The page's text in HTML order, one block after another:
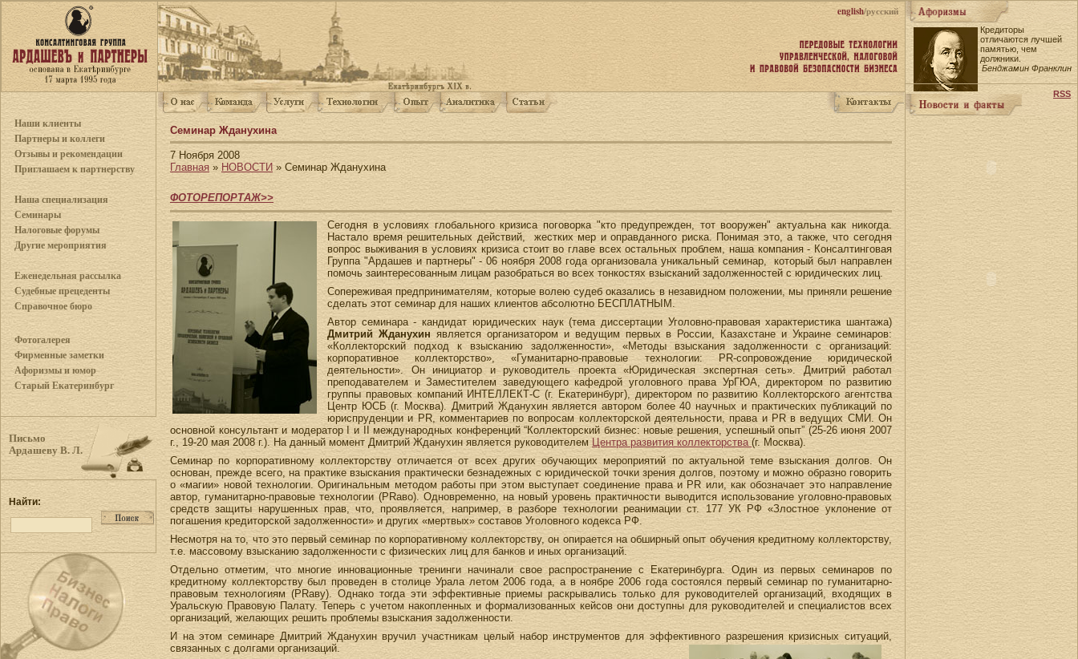
english/русский
Наши клиенты
Партнеры и коллеги
Отзывы и рекомендации
Приглашаем к партнерству
Наша специализация
Семинары
Налоговые форумы
Другие мероприятия
Еженедельная рассылка
Судебные прецеденты
Справочное бюро
Фотогалерея
Фирменные заметки
Афоризмы и юмор
Старый Екатеринбург
Письмо
Ардашеву В. Л.
Найти:
Семинар Жданухина
7 Ноября 2008
Главная » НОВОСТИ» Семинар Жданухина
ФОТОРЕПОРТАЖ>>
Сегодня в условиях глобального кризиса поговорка "кто предупрежден, тот вооружен" актуальна как никогда.
Настало время решительных действий, жестких мер и оправданного риска. Понимая это, а также, что сегодня
вопрос выживания в условиях кризиса стоит во главе всех остальных проблем, наша компания - Консалтинговая
Группа "Ардашев и партнеры" - 06 ноября 2008 года организовала уникальный семинар, который был направлен
помочь заинтересованным лицам разобраться во всех тонкостях взысканий задолженностей с юридических лиц.
Сопереживая предпринимателям, которые волею судеб оказались в незавидном положении, мы приняли решение
сделать этот семинар для наших клиентов абсолютно БЕСПЛАТНЫМ.
Автор семинара - кандидат юридических наук (тема диссертации Уголовно-правовая характеристика шантажа)
Дмитрий Жданухин является организатором и ведущим первых в России, Казахстане и Украине семинаров:
«Коллекторский подход к взысканию задолженности», «Методы взыскания задолженности с организаций:
корпоративное коллекторство», «Гуманитарно-правовые технологии: PR-сопровождение юридической
деятельности». Он инициатор и руководитель проекта «Юридическая экспертная сеть». Дмитрий работал
преподавателем и Заместителем заведующего кафедрой уголовного права УрГЮА, директором по развитию
группы правовых компаний ИНТЕЛЛЕКТ-С (г. Екатеринбург), директором по развитию Коллекторского агентства
Центр ЮСБ (г. Москва). Дмитрий Жданухин является автором более 40 научных и практических публикаций по
юриспруденции и PR, комментариев по вопросам коллекторской деятельности, права и PR в ведущих СМИ. Он
основной консультант и модератор I и II международных конференций “Коллекторский бизнес: новые решения, успешный опыт” (25-26 июня 2007
г., 19-20 мая 2008 г.). На данный момент Дмитрий Жданухин является руководителемЦентра развития коллекторства(г. Москва).
Семинар по корпоративному коллекторству отличается от всех других обучающих мероприятий по актуальной теме взыскания долгов. Он
основан, прежде всего, на практике взыскания практически безнадежных с юридической точки зрения долгов, поэтому и можно образно говорить
о «магии» новой технологии. Оригинальным методом работы при этом выступает соединение права и PR или, как обозначает это направление
автор, гуманитарно-правовые технологии (PRаво). Одновременно, на новый уровень практичности выводится использование уголовно-правовых
средств защиты нарушенных прав, что, проявляется, например, в разборе технологии реанимации ст. 177 УК РФ «Злостное уклонение от
погашения кредиторской задолженности» и других «мертвых» составов Уголовного кодекса РФ.
Несмотря на то, что это первый семинар по корпоративному коллекторству, он опирается на обширный опыт обучения кредитному коллекторству,
т.е. массовому взысканию задолженности с физических лиц для банков и иных организаций.
Отдельно отметим, что многие инновационные тренинги начинали свое распространение с Екатеринбурга. Один из первых семинаров по
кредитному коллекторству был проведен в столице Урала летом 2006 года, а в ноябре 2006 года состоялся первый семинар по гуманитарно-
правовым технологиям (PRаву). Однако тогда эти эффективные приемы раскрывались только для руководителей организаций, входящих в
Уральскую Правовую Палату. Теперь с учетом накопленных и формализованных кейсов они доступны для руководителей и специалистов всех
организаций, желающих решить проблемы взыскания задолженности.
И на этом семинаре Дмитрий Жданухин вручил участникам целый набор инструментов для эффективного разрешения кризисных ситуаций,
связанных с долгами организаций.
Кредиторы
отличаются лучшей
памятью, чем
должники.
Бенджамин Франклин
RSS